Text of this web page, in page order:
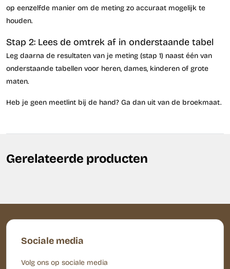
op eenzelfde manier om de meting zo accuraat mogelijk te
houden.
Stap 2: Lees de omtrek af in onderstaande tabel
Leg daarna de resultaten van je meting (stap 1) naast één van
onderstaande tabellen voor heren, dames, kinderen of grote
maten.
Heb je geen meetlint bij de hand? Ga dan uit van de broekmaat.
Gerelateerde producten
Sociale media
Volg ons op sociale media